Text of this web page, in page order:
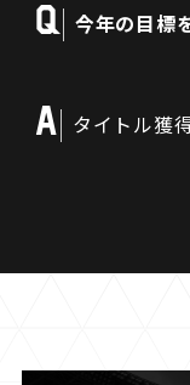
Q 今年の目標
A タイトル獲